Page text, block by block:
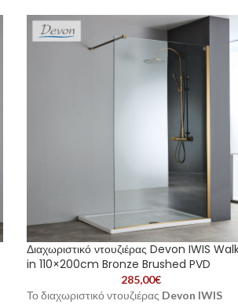
Διαχωριστικό ντουζιέρας Devon IWIS
in 110×200cm Bronze Brushed PVD
285,00€
Το διαχωριστικό ντουζιέρας Devon IWIS